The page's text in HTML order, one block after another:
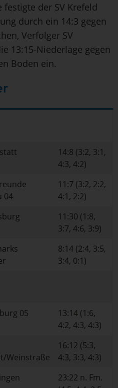
der SV Krefeld
durch ein 14:3 gegen
Verfolger SV
13:15-Niederlage gegen
Boden ein.
14:8 (3:2, 3:1,
4:3, 4:2)
04
11:7 (3:2, 2:2,
4:1, 2:2)
11:30 (1:8,
3:7, 4:6, 3:9)
8:14 (2:4, 3:5,
3:4, 0:1)
05
13:14 (1:6,
4:2, 4:3, 4:3)
Weinstraße
16:12 (5:3,
4:3, 3:3, 4:3)
23:22 n. Fm.